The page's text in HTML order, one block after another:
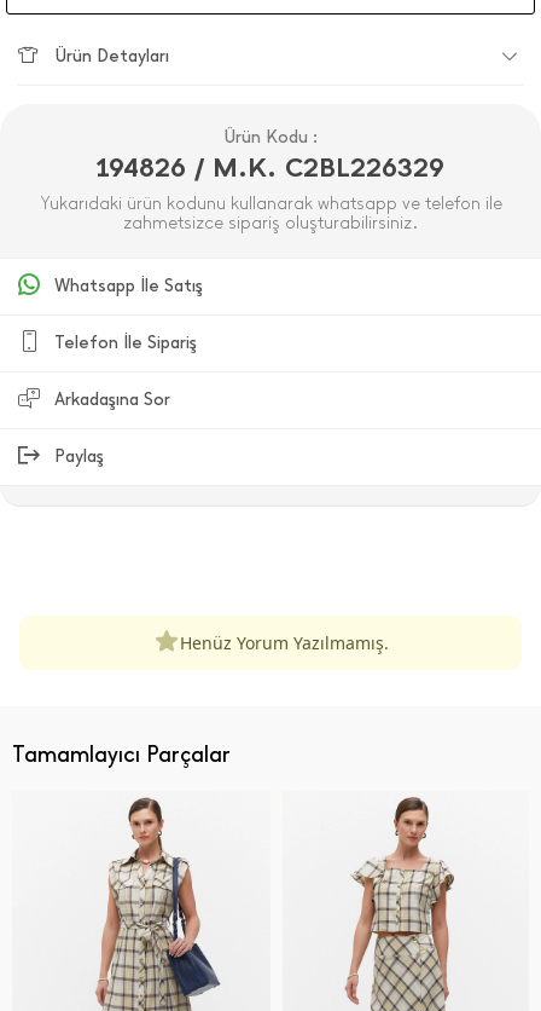
Ürün Detayları
Ürün Kodu :
194826 / M.K. C2BL226329
Yukarıdaki ürün kodunu kullanarak whatsapp ve telefon ile
zahmetsizce sipariş oluşturabilirsiniz.
Whatsapp İle Satış
Telefon İle Sipariş
Arkadaşına Sor
Paylaş
Henüz Yorum Yazılmamış.
Tamamlayıcı Parçalar